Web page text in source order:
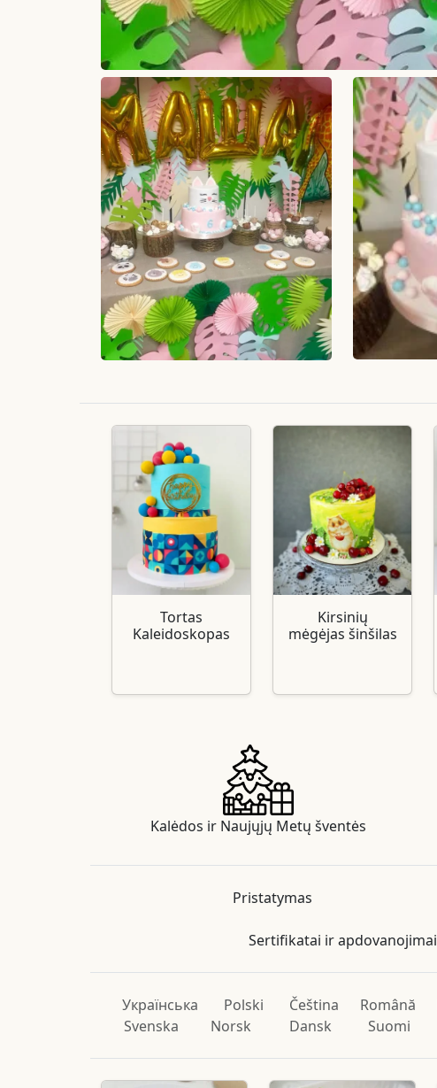
Tortas
Kaleidoskopas
Kirsinių
mėgėjas šinšilas
Kalėdos ir Naujųjų Metų šventės
Pristatymas
Sertifikatai ir apdovanojimai
Українська Polski Čeština Română
Svenska
Norsk Dansk Suomi